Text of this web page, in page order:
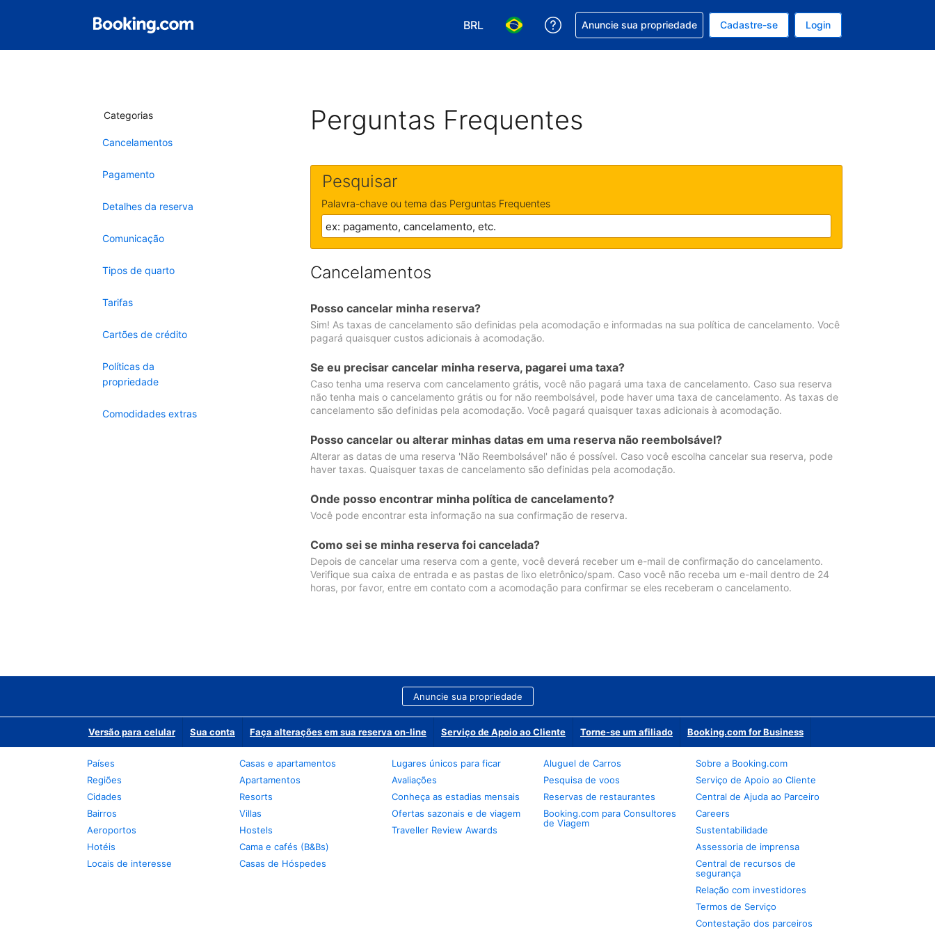
BRL
Escolha sua moeda. Atualmente, sua moeda é: Real
Escolha seu idioma. Atualmente, seu idioma é: Português (Brasil)
Receber ajuda com sua reserva
Anuncie sua propriedade Cadastre-se Login
Categorias
Cancelamentos
Pagamento
Detalhes da reserva
Comunicação
Tipos de quarto
Tarifas
Cartões de crédito
Políticas da
propriedade
Comodidades extras
Perguntas Frequentes
Pesquisar
Palavra-chave ou tema das Perguntas Frequentes
Cancelamentos
Posso cancelar minha reserva?
Sim! As taxas de cancelamento são definidas pela acomodação e informadas na sua política de cancelamento. Você
pagará quaisquer custos adicionais à acomodação.
Se eu precisar cancelar minha reserva, pagarei uma taxa?
Caso tenha uma reserva com cancelamento grátis, você não pagará uma taxa de cancelamento. Caso sua reserva
não tenha mais o cancelamento grátis ou for não reembolsável, pode haver uma taxa de cancelamento. As taxas de
cancelamento são definidas pela acomodação. Você pagará quaisquer taxas adicionais à acomodação.
Posso cancelar ou alterar minhas datas em uma reserva não reembolsável?
Alterar as datas de uma reserva 'Não Reembolsável' não é possível. Caso você escolha cancelar sua reserva, pode
haver taxas. Quaisquer taxas de cancelamento são definidas pela acomodação.
Onde posso encontrar minha política de cancelamento?
Você pode encontrar esta informação na sua confirmação de reserva.
Como sei se minha reserva foi cancelada?
Depois de cancelar uma reserva com a gente, você deverá receber um e-mail de confirmação do cancelamento.
Verifique sua caixa de entrada e as pastas de lixo eletrônico/spam. Caso você não receba um e-mail dentro de 24
horas, por favor, entre em contato com a acomodação para confirmar se eles receberam o cancelamento.
Anuncie sua propriedade
Versão para celular Sua conta Faça alterações em sua reserva on-line Serviço de Apoio ao Cliente Torne-se um afiliado Booking.com for Business
Países
Regiões
Cidades
Bairros
Aeroportos
Hotéis
Locais de interesse
Casas e apartamentos
Apartamentos
Resorts
Villas
Hostels
Cama e cafés (B&Bs)
Casas de Hóspedes
Lugares únicos para ficar
Avaliações
Conheça as estadias mensais
Ofertas sazonais e de viagem
Traveller Review Awards
Aluguel de Carros
Pesquisa de voos
Reservas de restaurantes
Booking.com para Consultores
de Viagem
Sobre a Booking.com
Serviço de Apoio ao Cliente
Central de Ajuda ao Parceiro
Careers
Sustentabilidade
Assessoria de imprensa
Central de recursos de
segurança
Relação com investidores
Termos de Serviço
Contestação dos parceiros